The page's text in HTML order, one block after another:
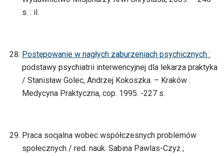
s. : il.
Postępowanie w nagłych zaburzeniach psychicznych :
podstawy psychiatrii interwencyjnej dla lekarza praktyka
/ Stanisław Golec, Andrzej Kokoszka. – Kraków :
Medycyna Praktyczna, cop. 1995. -227 s.
Praca socjalna wobec współczesnych problemów
społecznych / red. nauk. Sabina Pawlas-Czyż ;